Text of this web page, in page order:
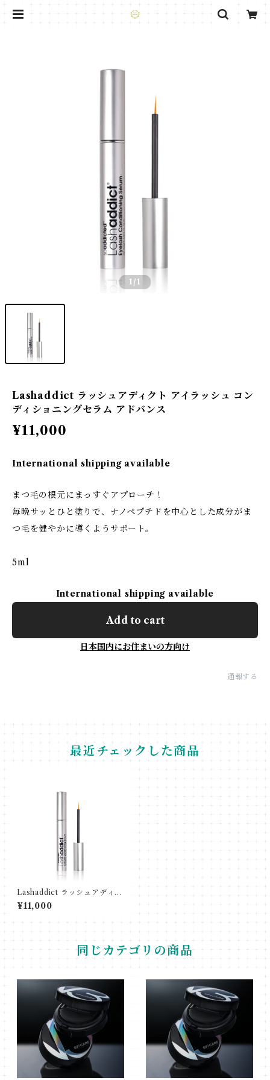
1 /1
Lashaddict ラッシュアディクト アイラッシュ コン
ディショニングセラム アドバンス
¥11,000
International shipping available
まつ毛の根元にまっすぐアプローチ！
毎晩サッとひと塗りで、ナノペプチドを中心とした成分がま
つ毛を健やかに導くようサポート。
5ml
International shipping available
Add to cart
日本国内にお住まいの方向け
通報する
最近チェックした商品
Lashaddict ラッシュアディク
ト アイラッシュ コンディショ
ニングセラム アドバンス
¥11,000
同じカテゴリの商品